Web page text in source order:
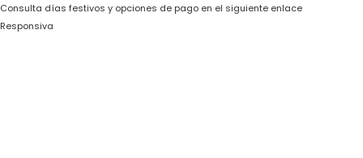
Consulta días festivos y opciones de pago en el siguiente enlace
Responsiva